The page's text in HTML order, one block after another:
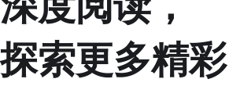
探索更多精彩